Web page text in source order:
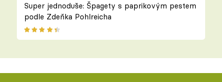
Super jednoduše: Špagety s paprikovým pestem
podle Zdeňka Pohlreicha